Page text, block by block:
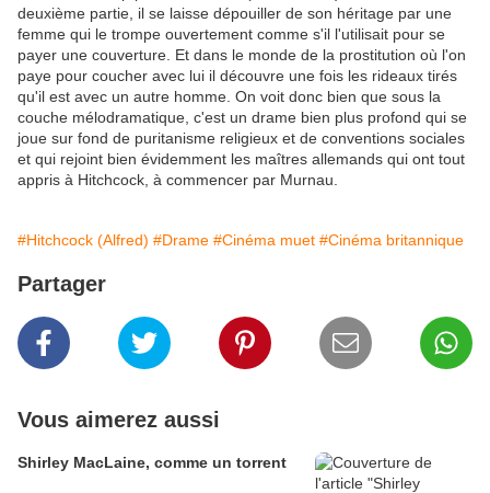
deuxième partie, il se laisse dépouiller de son héritage par une
femme qui le trompe ouvertement comme s'il l'utilisait pour se
payer une couverture. Et dans le monde de la prostitution où l'on
paye pour coucher avec lui il découvre une fois les rideaux tirés
qu'il est avec un autre homme. On voit donc bien que sous la
couche mélodramatique, c'est un drame bien plus profond qui se
joue sur fond de puritanisme religieux et de conventions sociales
et qui rejoint bien évidemment les maîtres allemands qui ont tout
appris à Hitchcock, à commencer par Murnau.
#Hitchcock (Alfred) #Drame #Cinéma muet #Cinéma britannique
Partager
Vous aimerez aussi
Shirley MacLaine, comme un torrent